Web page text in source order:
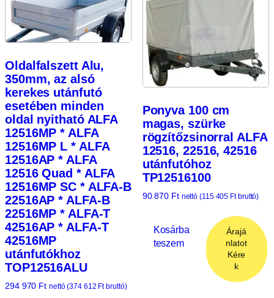
Oldalfalszett Alu,
350mm, az alsó
kerekes utánfutó
esetében minden
oldal nyitható ALFA
12516MP * ALFA
12516MP L * ALFA
12516AP * ALFA
12516 Quad * ALFA
12516MP SC * ALFA-B
22516AP * ALFA-B
22516MP * ALFA-T
42516AP * ALFA-T
42516MP
utánfutókhoz
TOP12516ALU
294 970 Ft nettó (374 612 Ftbruttó)
Ponyva 100 cm
magas, szürke
rögzítőzsinorral ALFA
12516, 22516, 42516
utánfutóhoz
TP12516100
90 870 Ft nettó (115 405 Ftbruttó)
Kosárba
teszem
Árajá
nlatot
Kére
k